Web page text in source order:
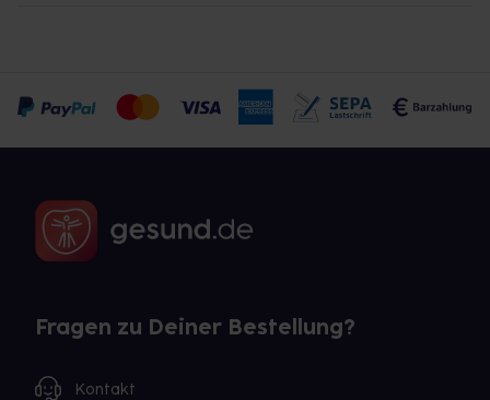
Fragen zu Deiner Bestellung?
Kontakt